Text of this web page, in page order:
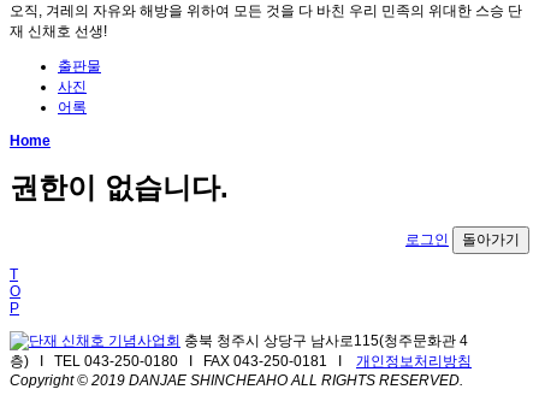
오직, 겨레의 자유와 해방을 위하여 모든 것을 다 바친 우리 민족의 위대한 스승 단
재 신채호 선생!
출판물
사진
어록
Home
권한이 없습니다.
로그인 돌아가기
T
O
P
충북 청주시 상당구 남사로115(청주문화관 4
층) I TEL 043-250-0180 I FAX 043-250-0181 I 개인정보처리방침
Copyright © 2019 DANJAE SHINCHEAHO ALL RIGHTS RESERVED.